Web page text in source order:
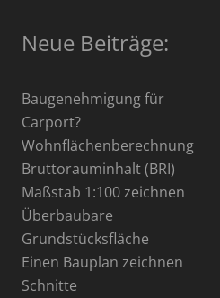
Neue Beiträge:
Baugenehmigung für
Carport?
Wohnflächenberechnung
Bruttorauminhalt (BRI)
Maßstab 1:100 zeichnen
Überbaubare
Grundstücksfläche
Einen Bauplan zeichnen
Schnitte